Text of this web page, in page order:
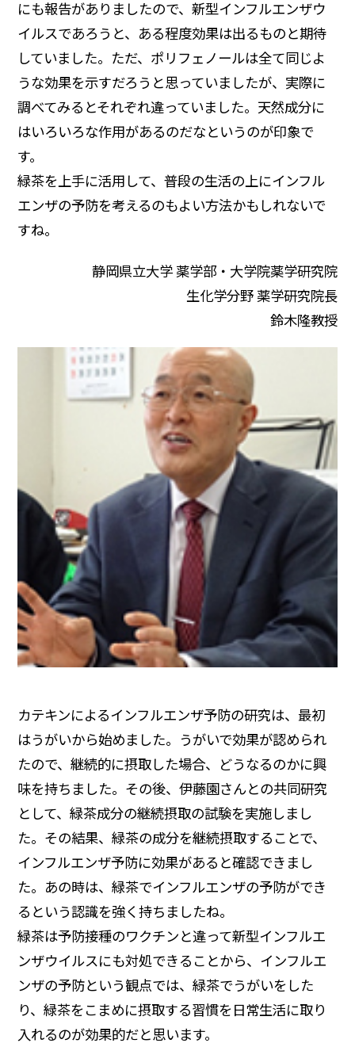
にも報告がありましたので、新型インフルエンザウ
イルスであろうと、ある程度効果は出るものと期待
していました。ただ、ポリフェノールは全て同じよ
うな効果を示すだろうと思っていましたが、実際に
調べてみるとそれぞれ違っていました。天然成分に
はいろいろな作用があるのだなというのが印象で
す。
緑茶を上手に活用して、普段の生活の上にインフル
エンザの予防を考えるのもよい方法かもしれないで
すね。
静岡県立大学 薬学部・大学院薬学研究院
生化学分野 薬学研究院長
鈴木隆教授
カテキンによるインフルエンザ予防の研究は、最初
はうがいから始めました。うがいで効果が認められ
たので、継続的に摂取した場合、どうなるのかに興
味を持ちました。その後、伊藤園さんとの共同研究
として、緑茶成分の継続摂取の試験を実施しまし
た。その結果、緑茶の成分を継続摂取することで、
インフルエンザ予防に効果があると確認できまし
た。あの時は、緑茶でインフルエンザの予防ができ
るという認識を強く持ちましたね。
緑茶は予防接種のワクチンと違って新型インフルエ
ンザウイルスにも対処できることから、インフルエ
ンザの予防という観点では、緑茶でうがいをした
り、緑茶をこまめに摂取する習慣を日常生活に取り
入れるのが効果的だと思います。